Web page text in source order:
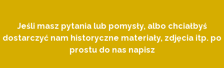
Jeśli masz pytania lub pomysły, albo chciałbyś
dostarczyć nam historyczne materiały, zdjęcia itp. po
prostu do nas napisz